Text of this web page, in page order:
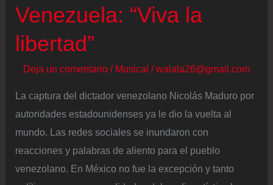
policía
esposó
mientras
Venezuela: “Viva la
libertad”
Deja un comentario / Musical /walala26@gmail.com
La captura del dictador venezolano Nicolás Maduro por
autoridades estadounidenses ya le dio la vuelta al
mundo. Las redes sociales se inundaron con
reacciones y palabras de aliento para el pueblo
venezolano. En México no fue la excepción y tanto